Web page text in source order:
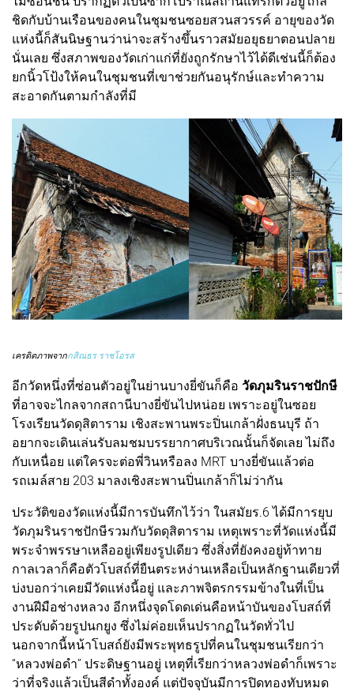
ชิดกับบ้านเรือนของคนในชุมชนซอยสวนสวรรค์ อายุของวัด
แห่งนี้ก็สันนิษฐานว่าน่าจะสร้างขึ้นราวสมัยอยุธยาตอนปลาย
นั่นเลย ซึ่งสภาพของวัดเก่าแก่ที่ยังถูกรักษาไว้ได้ดีเช่นนี้ก็ต้อง
ยกนิ้วโป้งให้คนในชุมชนที่เขาช่วยกันอนุรักษ์และทำความ
สะอาดกันตามกำลังที่มี
เครดิตภาพจากกสิณธร ราชโอรส
อีกวัดหนึ่งที่ซ่อนตัวอยู่ในย่านบางยี่ขันก็คือ วัดภุมรินราชปักษี
ที่อาจจะไกลจากสถานีบางยี่ขันไปหน่อย เพราะอยู่ในซอย
โรงเรียนวัดดุสิตาราม เชิงสะพานพระปิ่นเกล้าฝั่งธนบุรี ถ้า
อยากจะเดินเล่นรับลมชมบรรยากาศบริเวณนั้นก็จัดเลย ไม่ถึง
กับเหนื่อย แต่ใครจะต่อพี่วินหรือลง MRT บางยี่ขันแล้วต่อ
รถเมล์สาย 203 มาลงเชิงสะพานปิ่นเกล้าก็ไม่ว่ากัน
ประวัติของวัดแห่งนี้มีการบันทึกไว้ว่า ในสมัยร.6 ได้มีการยุบ
วัดภุมรินราชปักษีรวมกับวัดดุสิตาราม เหตุเพราะที่วัดแห่งนี้มี
พระจำพรรษาเหลืออยู่เพียงรูปเดียว ซึ่งสิ่งที่ยังคงอยู่ท้าทาย
กาลเวลาก็คือตัวโบสถ์ที่ยืนตระหง่านเหลือเป็นหลักฐานเดียวที่
บ่งบอกว่าเคยมีวัดแห่งนี้อยู่ และภาพจิตรกรรมข้างในที่เป็น
งานฝีมือช่างหลวง อีกหนึ่งจุดโดดเด่นคือหน้าบันของโบสถ์ที่
ประดับด้วยรูปนกยูง ซึ่งไม่ค่อยเห็นปรากฏในวัดทั่วไป
นอกจากนี้หน้าโบสถ์ยังมีพระพุทธรูปที่คนในชุมชนเรียกว่า
“หลวงพ่อดำ” ประดิษฐานอยู่ เหตุที่เรียกว่าหลวงพ่อดำก็เพราะ
ว่าที่จริงแล้วเป็นสีดำทั้งองค์ แต่ปัจจุบันมีการปิดทองทับหมด